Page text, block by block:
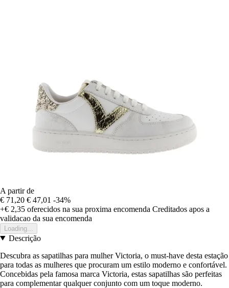
A partir de
€ 71,20 € 47,01 -34%
+€ 2,35 oferecidos na sua proxima encomenda Creditados apos a
validacao da sua encomenda
Loading...
Descrição
Descubra as sapatilhas para mulher Victoria, o must-have desta estação
para todas as mulheres que procuram um estilo moderno e confortável.
Concebidas pela famosa marca Victoria, estas sapatilhas são perfeitas
para complementar qualquer conjunto com um toque moderno.